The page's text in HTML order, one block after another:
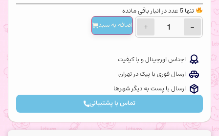
تنها 5 عدد در انبار باقی مانده
−
+ اضافه‌ به سبد
اجناس اورجینال و با کیفیت
ارسال فوری با پیک در تهران
ارسال با پست به دیگر شهرها
تماس با پشتیبانی